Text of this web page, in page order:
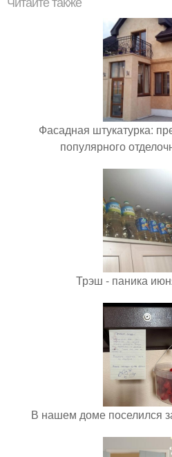
Фасадная штукатурка:
популярного
Трэш - паника
В нашем доме поселился